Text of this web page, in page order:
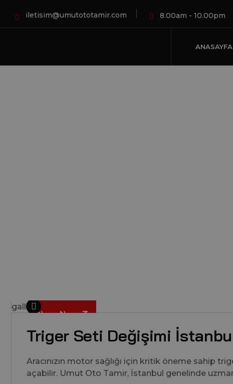
iletisim@umutototamir.com 8.00am - 10.00pm
ANASAYFA
Triger Seti Değişimi
Aracınızın motor sağlığı için kritik öneme sahip
açabilir. Umut Oto Tamir, İstanbul genelinde